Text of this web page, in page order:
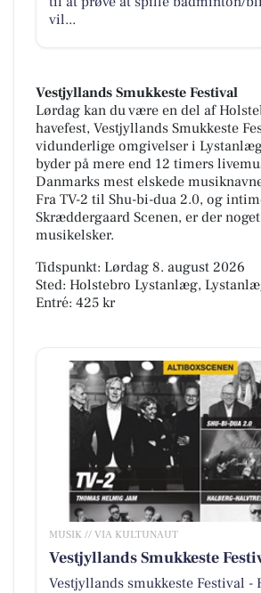
vil...
Vestjyllands Smukkeste Festival
Lørdag kan du være en del af
havefest, Vestjyllands Smukkeste
vidunderlige omgivelser i
byder på mere end 12 timers
Danmarks mest elskede
Fra TV-2 til Shu-bi-dua 2.0, og
Skræddergaard Scenen, er der
musikelsker.
Tidspunkt: Lørdag 8. august 2026
Sted: Holstebro Lystanlæg,
Entré: 425 kr
MUSIK // VIA KULTUNAUT
Vestjyllands Smukkeste
Vestjyllands smukkeste Festival -